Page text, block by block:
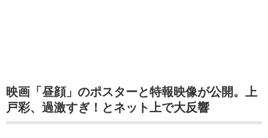
映画「昼顔」のポスターと特報映像が公開。上
戸彩、過激すぎ！とネット上で大反響